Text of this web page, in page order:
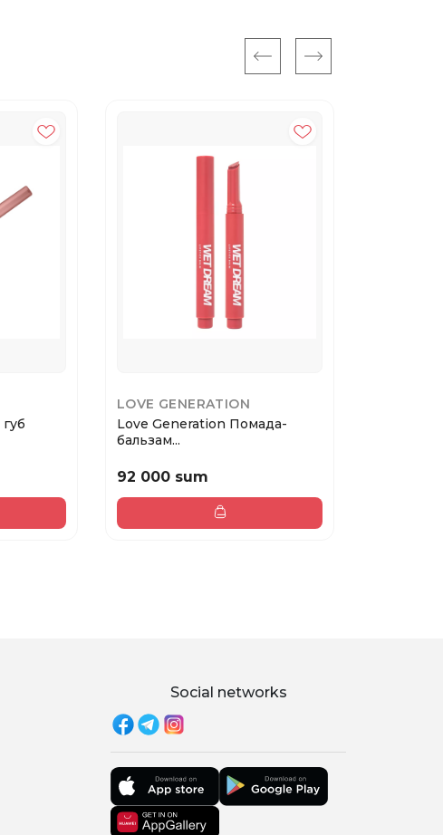
LOVE GENERATION
Love Generation Помада-
бальзам...
92 000 sum
Social networks